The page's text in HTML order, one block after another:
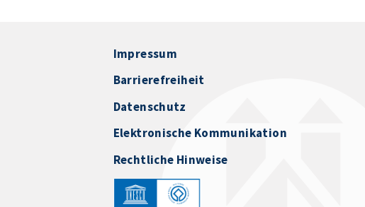
Impressum
Barrierefreiheit
Datenschutz
Elektronische Kommunikation
Rechtliche Hinweise